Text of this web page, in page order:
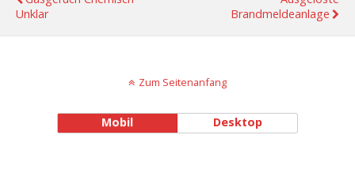
Unklar
Brandmeldeanlage
Zum Seitenanfang
Mobil Desktop